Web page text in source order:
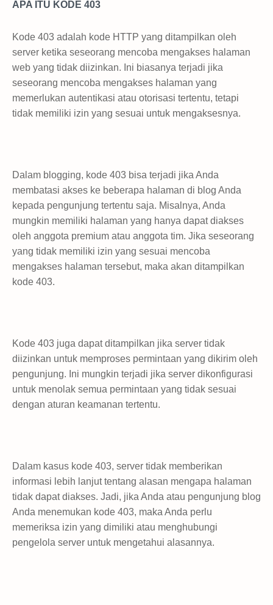
APA ITU KODE 403
Kode 403 adalah kode HTTP yang ditampilkan oleh
server ketika seseorang mencoba mengakses halaman
web yang tidak diizinkan. Ini biasanya terjadi jika
seseorang mencoba mengakses halaman yang
memerlukan autentikasi atau otorisasi tertentu, tetapi
tidak memiliki izin yang sesuai untuk mengaksesnya.
Dalam blogging, kode 403 bisa terjadi jika Anda
membatasi akses ke beberapa halaman di blog Anda
kepada pengunjung tertentu saja. Misalnya, Anda
mungkin memiliki halaman yang hanya dapat diakses
oleh anggota premium atau anggota tim. Jika seseorang
yang tidak memiliki izin yang sesuai mencoba
mengakses halaman tersebut, maka akan ditampilkan
kode 403.
Kode 403 juga dapat ditampilkan jika server tidak
diizinkan untuk memproses permintaan yang dikirim oleh
pengunjung. Ini mungkin terjadi jika server dikonfigurasi
untuk menolak semua permintaan yang tidak sesuai
dengan aturan keamanan tertentu.
Dalam kasus kode 403, server tidak memberikan
informasi lebih lanjut tentang alasan mengapa halaman
tidak dapat diakses. Jadi, jika Anda atau pengunjung blog
Anda menemukan kode 403, maka Anda perlu
memeriksa izin yang dimiliki atau menghubungi
pengelola server untuk mengetahui alasannya.